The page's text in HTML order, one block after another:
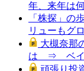
年、来年は
「株探」
リューもグ
大槻奈那
は ⇒ ベイ